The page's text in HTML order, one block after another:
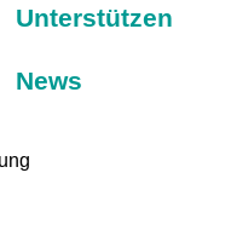
Unterstützen
News